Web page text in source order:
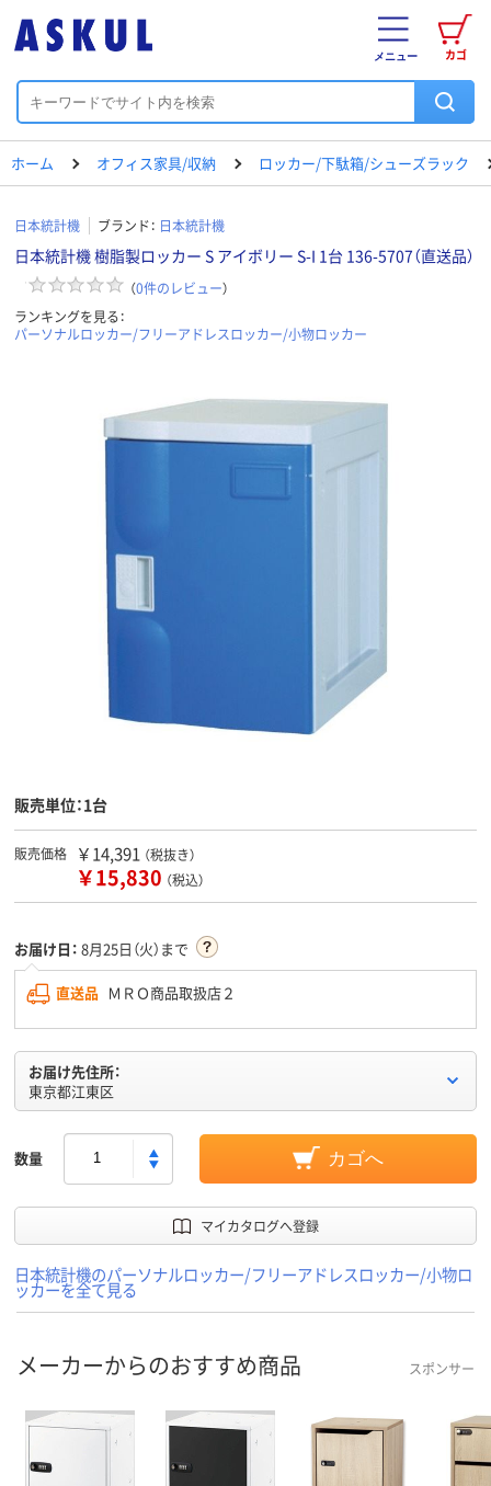
カゴ
メニュー
ホーム オフィス家具/収納 ロッカー/下駄箱/シューズラック
日本統計機 ブランド： 日本統計機
日本統計機 樹脂製ロッカー S アイボリー S-I 1台 136-5707（直送品）
（0件のレビュー）
ランキングを見る：
パーソナルロッカー/フリーアドレスロッカー/小物ロッカー
販売単位：1台
販売価格 ￥14,391 （税抜き）
￥15,830 （税込）
お届け日： 8月25日（火）まで
直送品 ＭＲＯ商品取扱店２
お届け先住所：
東京都江東区
数量 カゴへ
マイカタログへ登録
日本統計機のパーソナルロッカー/フリーアドレスロッカー/小物ロ
ッカーを全て見る
メーカーからのおすすめ商品 スポンサー